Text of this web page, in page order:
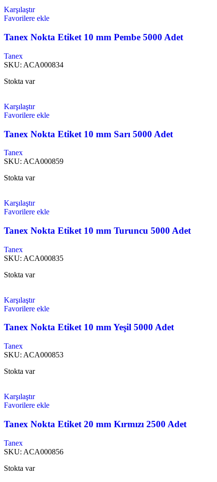
Karşılaştır
Favorilere ekle
Tanex Nokta Etiket 10 mm Pembe 5000 Adet
Tanex
SKU: ACA000834
Stokta var
Karşılaştır
Favorilere ekle
Tanex Nokta Etiket 10 mm Sarı 5000 Adet
Tanex
SKU: ACA000859
Stokta var
Karşılaştır
Favorilere ekle
Tanex Nokta Etiket 10 mm Turuncu 5000 Adet
Tanex
SKU: ACA000835
Stokta var
Karşılaştır
Favorilere ekle
Tanex Nokta Etiket 10 mm Yeşil 5000 Adet
Tanex
SKU: ACA000853
Stokta var
Karşılaştır
Favorilere ekle
Tanex Nokta Etiket 20 mm Kırmızı 2500 Adet
Tanex
SKU: ACA000856
Stokta var